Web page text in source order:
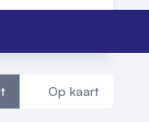
Op kaart